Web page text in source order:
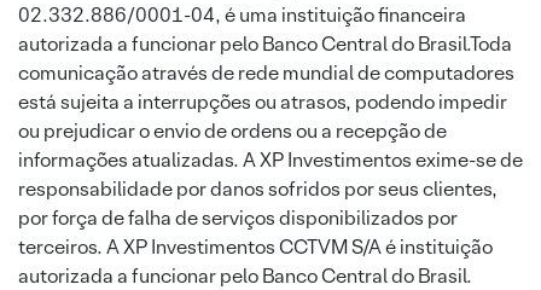
02.332.886/0001-04, é uma instituição financeira
autorizada a funcionar pelo Banco Central do Brasil.Toda
comunicação através de rede mundial de computadores
está sujeita a interrupções ou atrasos, podendo impedir
ou prejudicar o envio de ordens ou a recepção de
informações atualizadas. A XP Investimentos exime-se de
responsabilidade por danos sofridos por seus clientes,
por força de falha de serviços disponibilizados por
terceiros. A XP Investimentos CCTVM S/A é instituição
autorizada a funcionar pelo Banco Central do Brasil.